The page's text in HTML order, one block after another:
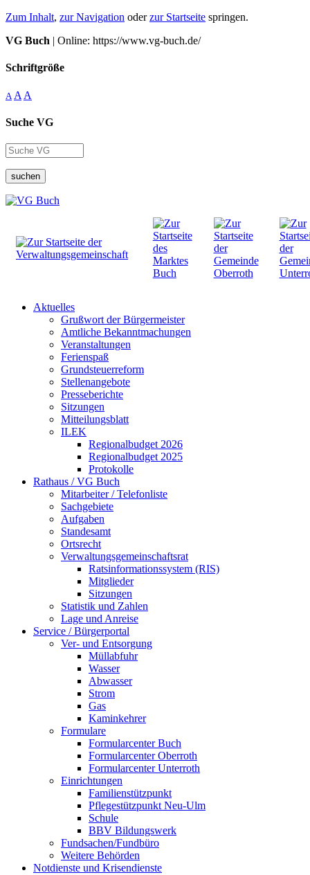
Zum Inhalt, zur Navigation oderzur Startseite springen.
VG Buch | Online: https://www.vg-buch.de/
Schriftgröße
A A A
Suche VG
suchen
Aktuelles
Grußwort der Bürgermeister
Amtliche Bekanntmachungen
Veranstaltungen
Ferienspaß
Grundsteuerreform
Stellenangebote
Presseberichte
Sitzungen
Mitteilungsblatt
ILEK
Regionalbudget 2026
Regionalbudget 2025
Protokolle
Rathaus / VG Buch
Mitarbeiter / Telefonliste
Sachgebiete
Aufgaben
Standesamt
Ortsrecht
Verwaltungsgemeinschaftsrat
Ratsinformationssystem (RIS)
Mitglieder
Sitzungen
Statistik und Zahlen
Lage und Anreise
Service / Bürgerportal
Ver- und Entsorgung
Müllabfuhr
Wasser
Abwasser
Strom
Gas
Kaminkehrer
Formulare
Formularcenter Buch
Formularcenter Oberroth
Formularcenter Unterroth
Einrichtungen
Familienstützpunkt
Pflegestützpunkt Neu-Ulm
Schule
BBV Bildungswerk
Fundsachen/Fundbüro
Weitere Behörden
Notdienste und Krisendienste